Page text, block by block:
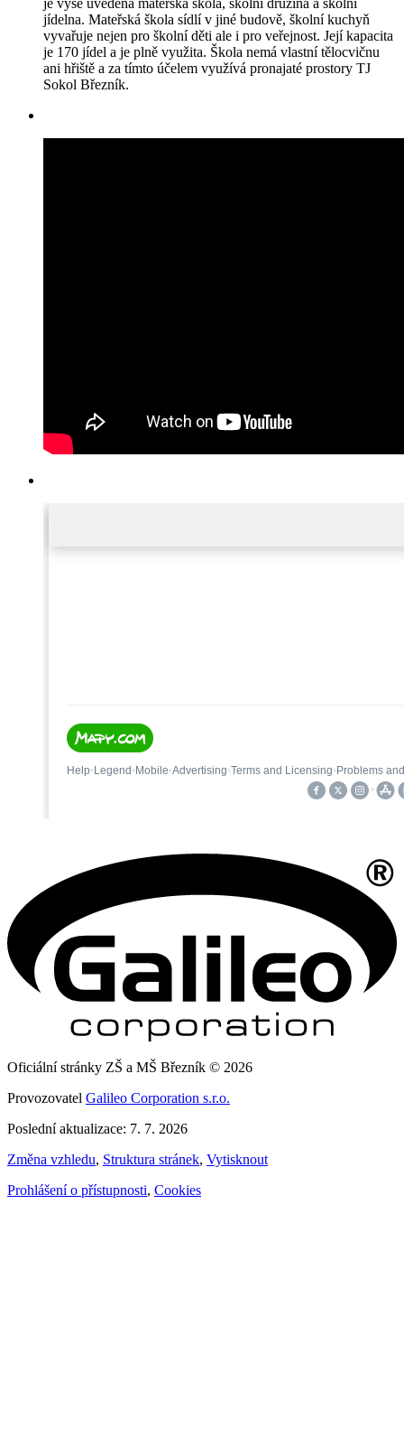
je výše uvedená mateřská škola, školní družina a školní
jídelna. Mateřská škola sídlí v jiné budově, školní kuchyň
vyvařuje nejen pro školní děti ale i pro veřejnost. Její kapacita
je 170 jídel a je plně využita. Škola nemá vlastní tělocvičnu
ani hřiště a za tímto účelem využívá pronajaté prostory TJ
Sokol Březník.
Oficiální stránky ZŠ a MŠ Březník © 2026
Provozovatel Galileo Corporation s.r.o.
Poslední aktualizace: 7. 7. 2026
Změna vzhledu, Struktura stránek, Vytisknout
Prohlášení o přístupnosti, Cookies